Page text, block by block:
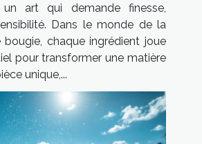
un art qui demande finesse,
Dans le monde de la
chaque ingrédient joue
pour transformer une matière
unique,...